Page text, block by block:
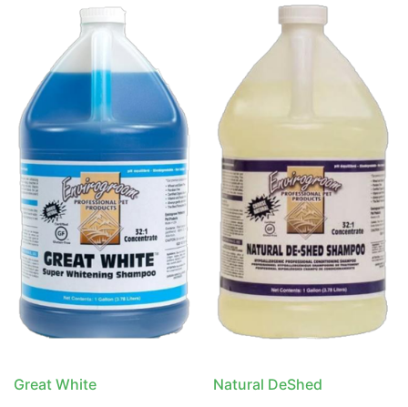
Great White Natural DeShed